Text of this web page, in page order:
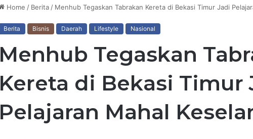
Home / Berita / Menhub Tegaskan Tabrakan Kereta di Bekasi Timur Jadi
Berita Bisnis Daerah Lifestyle Nasional
Menhub Tegaskan
Kereta di Bekasi Timur
Pelajaran Mahal